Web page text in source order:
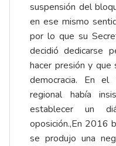
suspensión del
en ese mismo
por lo que su
decidió dedicarse
hacer presión y que
democracia. En el
regional había
establecer un
oposición.,En 2016
se produjo una